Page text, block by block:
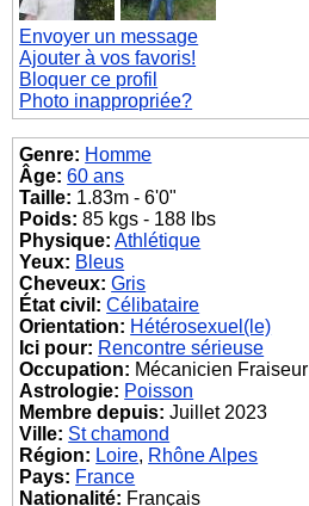
Envoyer un message
Ajouter à vos favoris!
Bloquer ce profil
Photo inappropriée?
Genre: Homme
Âge: 60 ans
Taille: 1.83m - 6'0"
Poids: 85 kgs - 188 lbs
Physique: Athlétique
Yeux: Bleus
Cheveux: Gris
État civil: Célibataire
Orientation: Hétérosexuel(le)
Ici pour: Rencontre sérieuse
Occupation: Mécanicien Fraiseur
Astrologie: Poisson
Membre depuis: Juillet 2023
Ville: St chamond
Région: Loire, Rhône Alpes
Pays: France
Nationalité: Français